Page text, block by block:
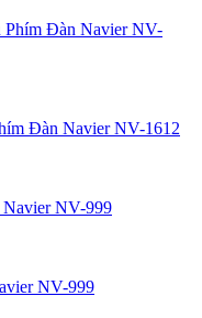
Đàn Navier NV-1612
NV-999